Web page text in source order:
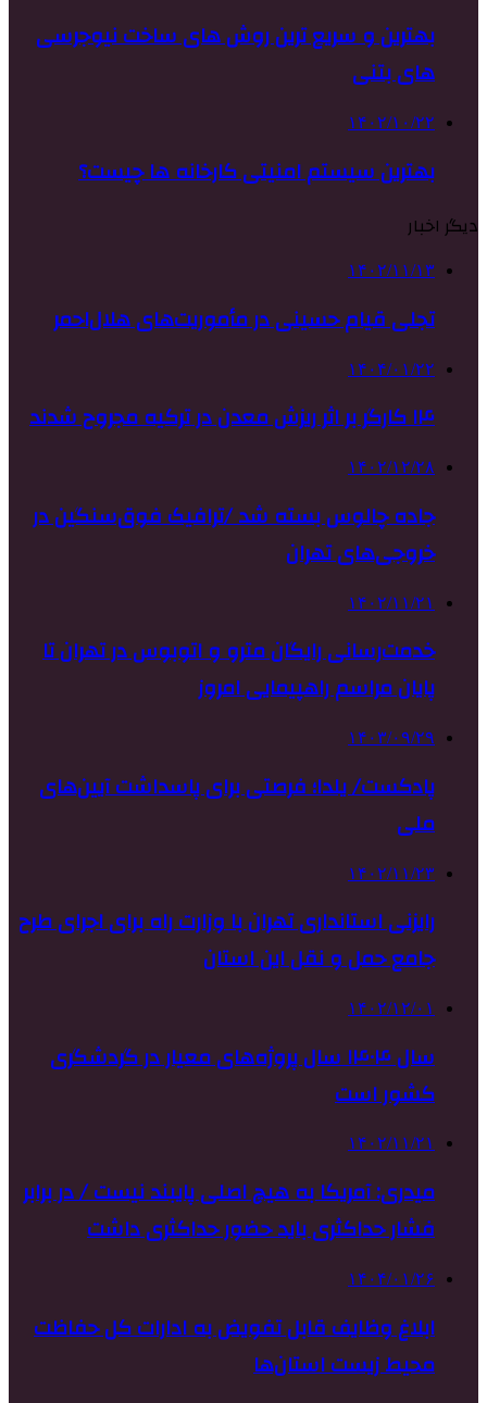
بهترین و سریع ترین روش های ساخت نیوجرسی
های بتنی
۱۴۰۲/۱۰/۲۲
بهترین سیستم امنیتی کارخانه ها چیست؟
دیگر اخبار
۱۴۰۲/۱۱/۱۳
تجلی قیام حسینی در مأموریت‌های هلال‌احمر
۱۴۰۴/۰۱/۲۲
۱۴ کارگر بر اثر ریزش معدن در ترکیه مجروح شدند
۱۴۰۲/۱۲/۲۸
جاده چالوس بسته شد /ترافیک فوق‌سنگین در
خروجی‌های تهران
۱۴۰۲/۱۱/۲۱
خدمت‌رسانی رایگان مترو و اتوبوس در تهران تا
پایان مراسم راهپیمایی امروز
۱۴۰۳/۰۹/۲۹
پادکست/ یلدا؛ فرصتی برای پاسداشت آیین‌های
ملی
۱۴۰۲/۱۱/۲۳
رایزنی استانداری تهران با وزارت راه برای اجرای طرح
جامع حمل و نقل این استان
۱۴۰۲/۱۲/۰۱
سال ۱۴۰۴ سال پروژه‌های معیار در گردشگری
کشور است
۱۴۰۲/۱۱/۲۱
میدری: آمریکا به هیچ اصلی پایبند نیست / در برابر
فشار حداکثری باید حضور حداکثری داشت
۱۴۰۴/۰۱/۲۶
ابلاغ وظایف قابل تفویض به ادارات کل حفاظت
محیط زیست استان‌ها